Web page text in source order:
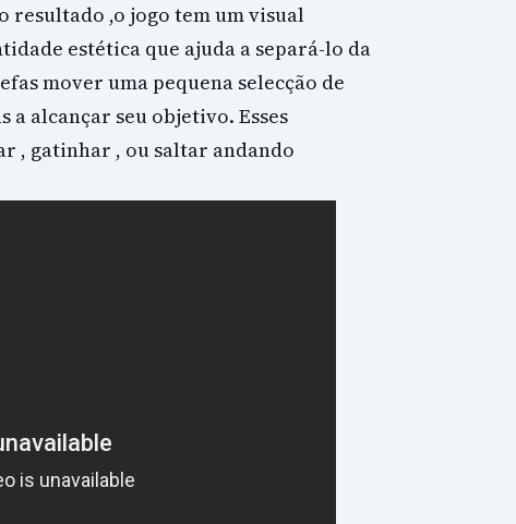
resultado ,o jogo tem um visual
estética que ajuda a separá-lo da
mover uma pequena selecção de
alcançar seu objetivo. Esses
, gatinhar , ou saltar andando